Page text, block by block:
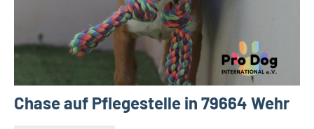
Chase auf Pflegestelle in 79664 Wehr